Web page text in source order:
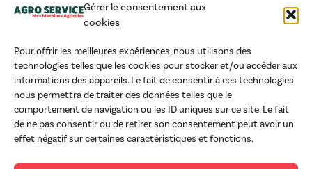
Gérer le consentement aux
cookies
Pour offrir les meilleures expériences, nous utilisons des
technologies telles que les cookies pour stocker et/ou accéder aux
informations des appareils. Le fait de consentir à ces technologies
nous permettra de traiter des données telles que le
comportement de navigation ou les ID uniques sur ce site. Le fait
de ne pas consentir ou de retirer son consentement peut avoir un
effet négatif sur certaines caractéristiques et fonctions.
AIDE & CONSEILS
MENTIONS LÉGALES
CGU
CGV PROFESSIONNELS